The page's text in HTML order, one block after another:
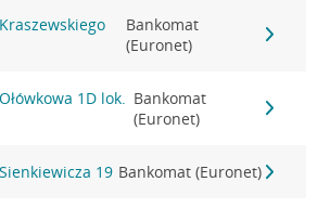
Bankomat
(Euronet)
1D lok. Bankomat
(Euronet)
19 Bankomat (Euronet)